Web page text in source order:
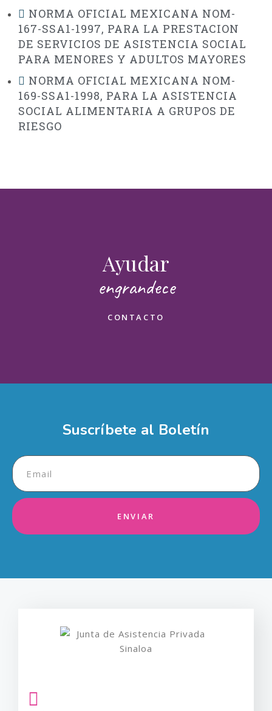
NORMA OFICIAL MEXICANA NOM-
167-SSA1-1997, PARA LA PRESTACION
DE SERVICIOS DE ASISTENCIA SOCIAL
PARA MENORES Y ADULTOS MAYORES
NORMA OFICIAL MEXICANA NOM-
169-SSA1-1998, PARA LA ASISTENCIA
SOCIAL ALIMENTARIA A GRUPOS DE
RIESGO
Ayudar
engrandece
CONTACTO
Suscríbete al Boletín
ENVIAR
Deseo ayudar
¿Cómo deseas ayudar?